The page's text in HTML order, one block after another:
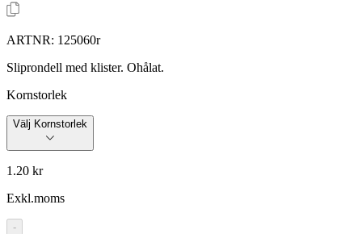
ARTNR: 125060r
Sliprondell med klister. Ohålat.
Kornstorlek
Välj Kornstorlek
1.20 kr
Exkl.moms
-